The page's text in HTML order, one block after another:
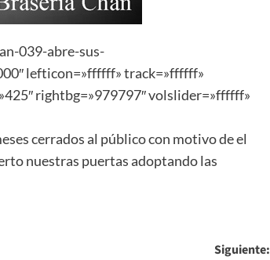
039-abre-sus-
lefticon=»ffffff» track=»ffffff»
rightbg=»979797″ volslider=»ffffff»
cerrados al público con motivo de el
nuestras puertas adoptando las
Siguiente: